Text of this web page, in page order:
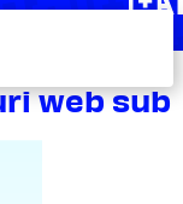
web sub